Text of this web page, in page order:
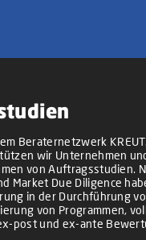
Beraternetzwerk
wir Unternehmen
von Auftragsstudien.
Market Due Diligence
in der Durchführung
von Programmen,
post und ex-ante